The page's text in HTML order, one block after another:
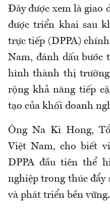
Đây được xem là giao
được triển khai sau
trực tiếp (DPPA)
Nam, đánh dấu
hình thành thị
rộng khả năng tiếp
tạo của khối doanh
Ông Na Ki Hong,
Việt Nam, cho biết
DPPA đầu tiên thể
nghiệp trong thúc đẩy
và phát triển bền vững.